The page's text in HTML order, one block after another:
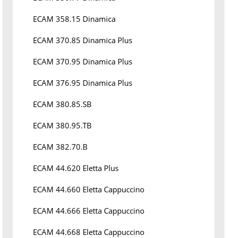
ECAM 358.15 Dinamica
ECAM 370.85 Dinamica Plus
ECAM 370.95 Dinamica Plus
ECAM 376.95 Dinamica Plus
ECAM 380.85.SB
ECAM 380.95.TB
ECAM 382.70.B
ECAM 44.620 Eletta Plus
ECAM 44.660 Eletta Cappuccino
ECAM 44.666 Eletta Cappuccino
ECAM 44.668 Eletta Cappuccino